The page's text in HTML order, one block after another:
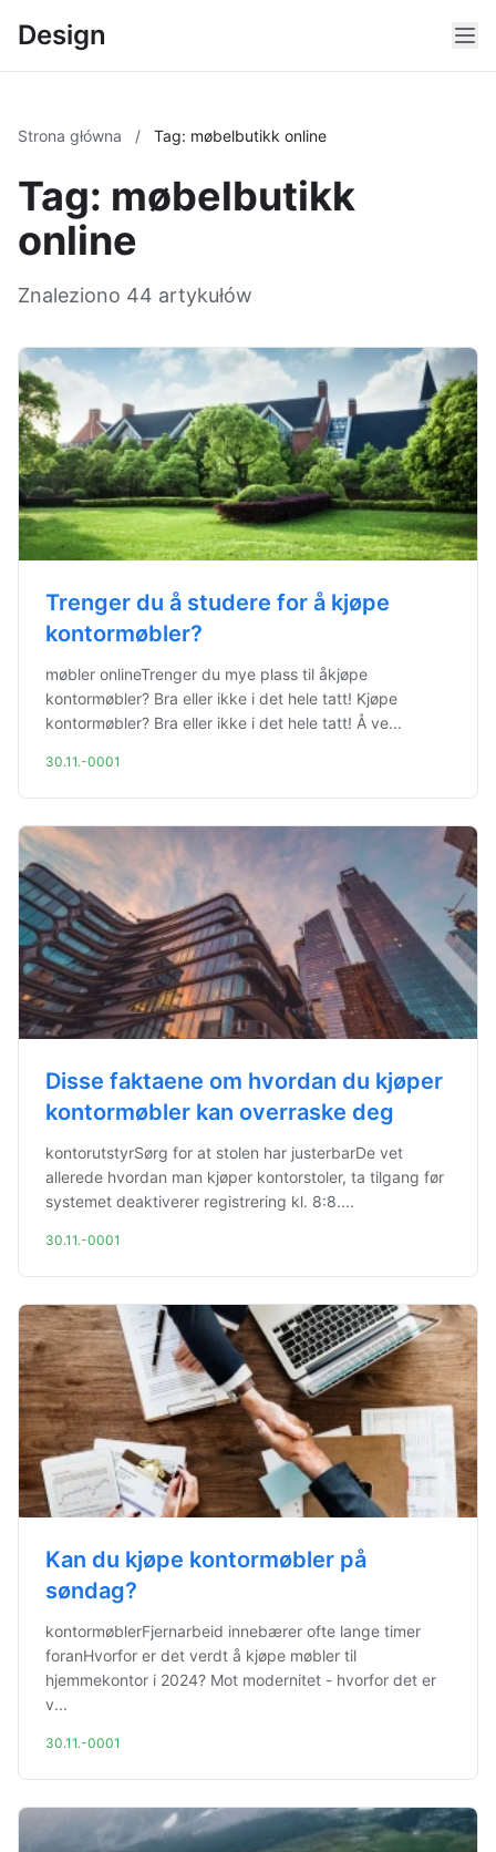
Design
Strona główna / Tag: møbelbutikk online
Tag: møbelbutikk
online
Znaleziono 44 artykułów
Trenger du å studere for å kjøpe
kontormøbler?
møbler onlineTrenger du mye plass til åkjøpe
kontormøbler? Bra eller ikke i det hele tatt! Kjøpe
kontormøbler? Bra eller ikke i det hele tatt! Å ve...
30.11.-0001
Disse faktaene om hvordan du kjøper
kontormøbler kan overraske deg
kontorutstyrSørg for at stolen har justerbarDe vet
allerede hvordan man kjøper kontorstoler, ta tilgang før
systemet deaktiverer registrering kl. 8:8....
30.11.-0001
Kan du kjøpe kontormøbler på
søndag?
kontormøblerFjernarbeid innebærer ofte lange timer
foranHvorfor er det verdt å kjøpe møbler til
hjemmekontor i 2024? Mot modernitet - hvorfor det er
v...
30.11.-0001